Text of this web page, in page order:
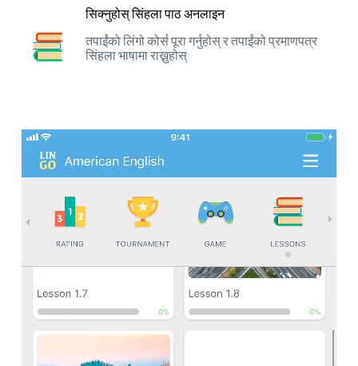
सिक्नुहोस् सिंहला पाठ अनलाइन
तपाईंको लिंगो कोर्स पूरा गर्नुहोस् र तपाईंको प्रमाणपत्र
सिंहला भाषामा राख्नुहोस्